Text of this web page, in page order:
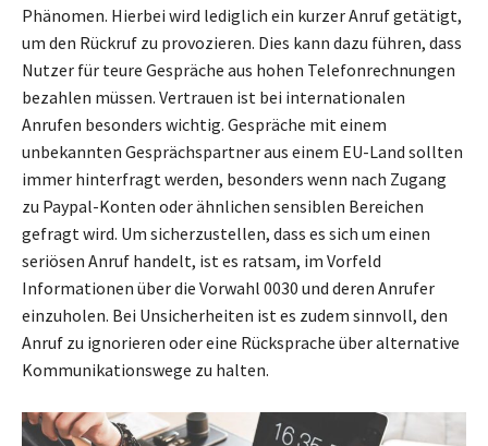
Phänomen. Hierbei wird lediglich ein kurzer Anruf getätigt,
um den Rückruf zu provozieren. Dies kann dazu führen, dass
Nutzer für teure Gespräche aus hohen Telefonrechnungen
bezahlen müssen. Vertrauen ist bei internationalen
Anrufen besonders wichtig. Gespräche mit einem
unbekannten Gesprächspartner aus einem EU-Land sollten
immer hinterfragt werden, besonders wenn nach Zugang
zu Paypal-Konten oder ähnlichen sensiblen Bereichen
gefragt wird. Um sicherzustellen, dass es sich um einen
seriösen Anruf handelt, ist es ratsam, im Vorfeld
Informationen über die Vorwahl 0030 und deren Anrufer
einzuholen. Bei Unsicherheiten ist es zudem sinnvoll, den
Anruf zu ignorieren oder eine Rücksprache über alternative
Kommunikationswege zu halten.